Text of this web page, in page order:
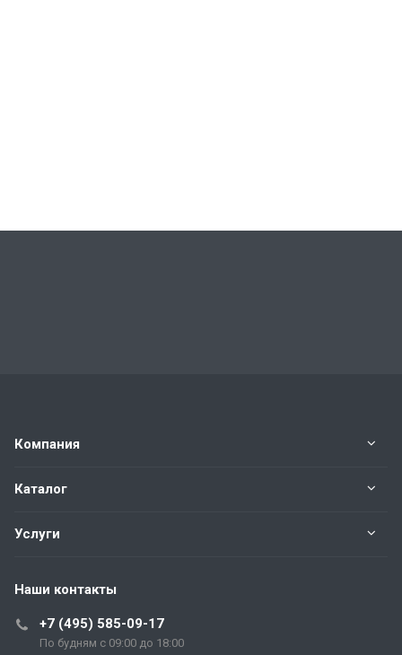
Компания
Каталог
Услуги
Наши контакты
+7 (495) 585-09-17
По будням с 09:00 до 18:00